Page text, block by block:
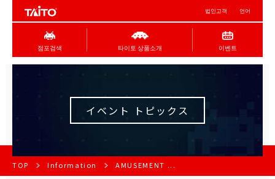
법인고객 언어
점포검색 타이토 상품소개 이벤트
イベント トピックス
TOP Information AMUSEMENT ...